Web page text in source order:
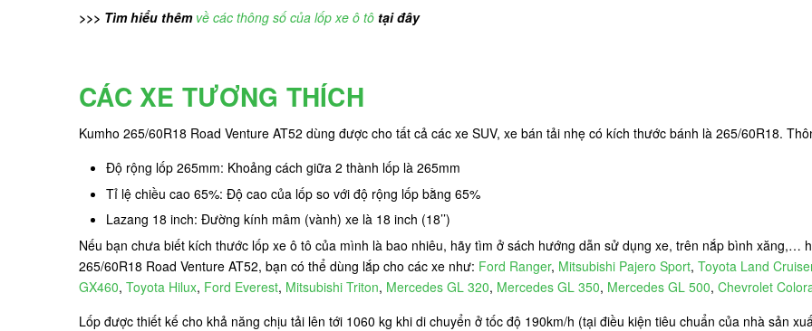
>>> Tìm hiểu thêm về các thông số của lốp xe ô tô tại đây
CÁC XE TƯƠNG THÍCH
Kumho 265/60R18 Road Venture AT52 dùng được cho tất cả các xe SUV, xe bán tải nhẹ có kích thước bánh là 265/60R18.
Độ rộng lốp 265mm: Khoảng cách giữa 2 thành lốp là 265mm
Tỉ lệ chiều cao 65%: Độ cao của lốp so với độ rộng lốp bằng 65%
Lazang 18 inch: Đường kính mâm (vành) xe là 18 inch (18’’)
Nếu bạn chưa biết kích thước lốp xe ô tô của mình là bao nhiêu, hãy tìm ở sách hướng dẫn sử dụng xe, trên nắp bình xăng,…
265/60R18 Road Venture AT52, bạn có thể dùng lắp cho các xe như: Ford Ranger, Mitsubishi Pajero Sport, Toyota Land
GX460, Toyota Hilux, Ford Everest, Mitsubishi Triton, Mercedes GL 320, Mercedes GL 350, Mercedes GL 500, Chevrolet
Lốp được thiết kế cho khả năng chịu tải lên tới 1060 kg khi di chuyển ở tốc độ 190km/h (tại điều kiện tiêu chuẩn của nhà sản